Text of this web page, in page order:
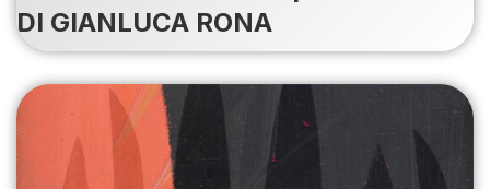
DI GIANLUCA RONA